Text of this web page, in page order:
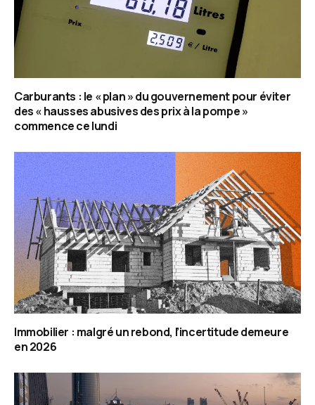
Carburants : le « plan » du gouvernement pour éviter
des « hausses abusives des prix à la pompe »
commence ce lundi
Immobilier : malgré un rebond, l’incertitude demeure
en 2026